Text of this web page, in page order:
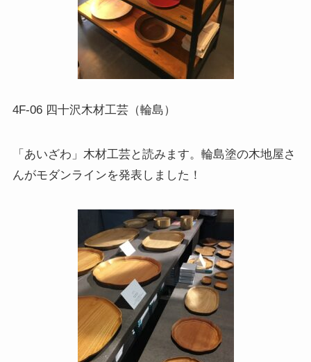
4F-06 四十沢木材工芸（輪島）
「あいざわ」木材工芸と読みます。輪島塗の木地屋さ
んがモダンラインを発表しました！